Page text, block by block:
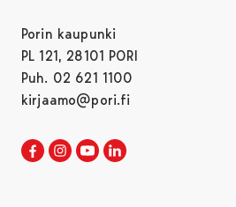
Porin kaupunki
PL 121, 28101 PORI
Puh. 02 621 1100
kirjaamo@pori.fi
Porin kaupunki Facebookissa
Avautuu uudessa välilehdessä
Porin kaupunki
Avautuu uudessa
Porin kaupunki
Avautuu uudessa